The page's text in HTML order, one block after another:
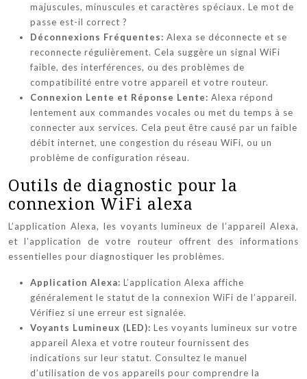
majuscules, minuscules et caractères spéciaux. Le mot de
passe est-il correct ?
Déconnexions Fréquentes: Alexa se déconnecte et se
reconnecte régulièrement. Cela suggère un signal WiFi
faible, des interférences, ou des problèmes de
compatibilité entre votre appareil et votre routeur.
Connexion Lente et Réponse Lente: Alexa répond
lentement aux commandes vocales ou met du temps à se
connecter aux services. Cela peut être causé par un faible
débit internet, une congestion du réseau WiFi, ou un
problème de configuration réseau.
Outils de diagnostic pour la
connexion WiFi alexa
L’application Alexa, les voyants lumineux de l’appareil Alexa,
et l’application de votre routeur offrent des informations
essentielles pour diagnostiquer les problèmes.
Application Alexa: L’application Alexa affiche
généralement le statut de la connexion WiFi de l’appareil.
Vérifiez si une erreur est signalée.
Voyants Lumineux (LED): Les voyants lumineux sur votre
appareil Alexa et votre routeur fournissent des
indications sur leur statut. Consultez le manuel
d’utilisation de vos appareils pour comprendre la